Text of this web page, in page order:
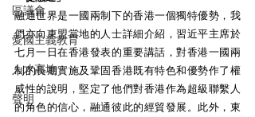
區議會
愛國主義教育
人才高地
聲明
融通世界是一國兩制下的香港一個獨特優勢，我
們亦向東盟當地的人士詳細介紹，習近平主席於
七月一日在香港發表的重要講話，對香港一國兩
制的長期實施及鞏固香港既有特色和優勢作了權
威性的說明，堅定了他們對香港作為超級聯繫人
的角色的信心，融通彼此的經貿發展。此外，東